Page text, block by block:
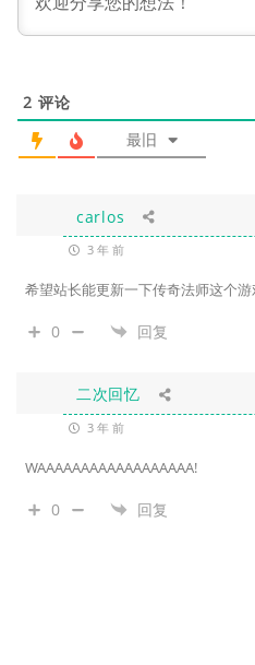
2 评论
最旧
carlos
3 年 前
希望站长能更新一下传奇法师这个
0 回复
二次回忆
3 年 前
WAAAAAAAAAAAAAAAAAA!
0 回复